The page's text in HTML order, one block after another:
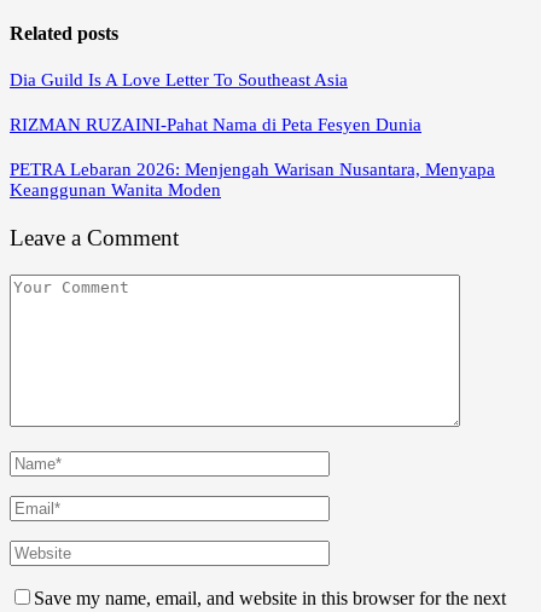
Related posts
Dia Guild Is A Love Letter To Southeast Asia
RIZMAN RUZAINI-Pahat Nama di Peta Fesyen Dunia
PETRA Lebaran 2026: Menjengah Warisan Nusantara, Menyapa
Keanggunan Wanita Moden
Leave a Comment
Save my name, email, and website in this browser for the next